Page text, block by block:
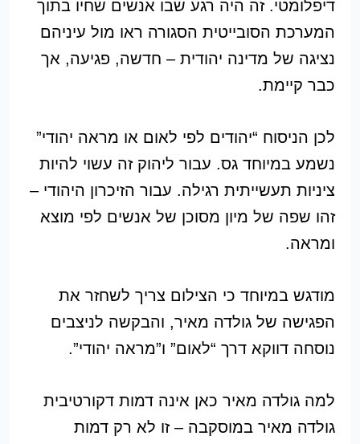
דיפלומטי. זה היה רגע שבו אנשים שחיו בתוך
המערכת הסובייטית הסגורה ראו מול עיניהם
נציגה של מדינה יהודית – חדשה, פגיעה, אך
כבר קיימת.
לכן הניסוח “יהודים לפי לאום או מראה יהודי”
נשמע במיוחד גס. עבור ליהוק זה עשוי להיות
ציניות תעשייתית רגילה. עבור הזיכרון היהודי –
זהו שפה של מיון מסוכן של אנשים לפי מוצא
ומראה.
מודגש במיוחד כי הצילום צריך לשחזר את
הפגישה של גולדה מאיר, והבקשה לניצבים
נוסחה דווקא דרך “לאום” ו”מראה יהודי”.
למה גולדה מאיר כאן אינה דמות דקורטיבית
גולדה מאיר במוסקבה – זו לא רק דמות